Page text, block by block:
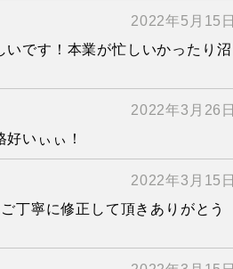
2022年5月15日
です！本業が忙しいかったり沼
2022年3月26日
いぃぃ！
2022年3月15日
丁寧に修正して頂きありがとう